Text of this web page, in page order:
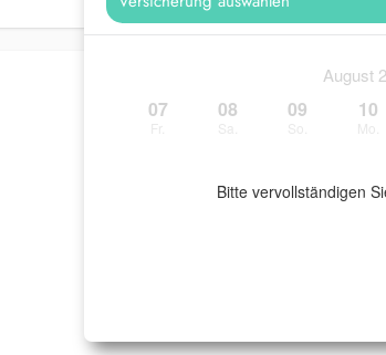
August
07 08 09 10
Bitte vervollständigen